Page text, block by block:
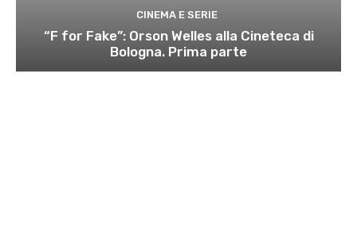
CINEMA E SERIE
“F for Fake”: Orson Welles alla Cineteca di
Bologna. Prima parte